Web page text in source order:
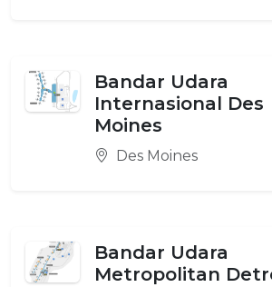
Bandar Udara
Internasional Des
Moines
Des Moines
Bandar Udara
Metropolitan